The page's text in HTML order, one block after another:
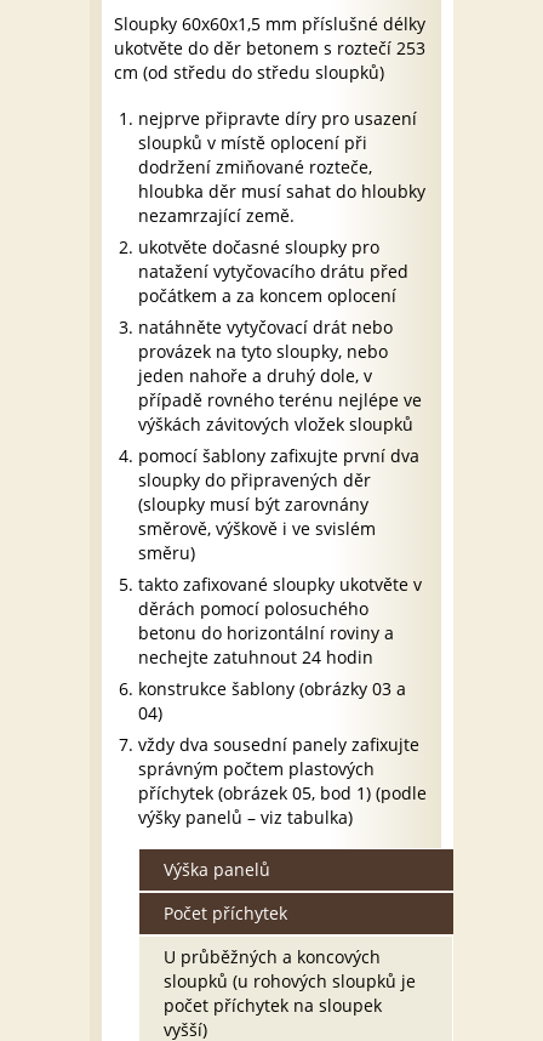
Sloupky 60x60x1,5 mm příslušné délky
ukotvěte do děr betonem s roztečí 253
cm (od středu do středu sloupků)
nejprve připravte díry pro usazení
sloupků v místě oplocení při
dodržení zmiňované rozteče,
hloubka děr musí sahat do hloubky
nezamrzající země.
ukotvěte dočasné sloupky pro
natažení vytyčovacího drátu před
počátkem a za koncem oplocení
natáhněte vytyčovací drát nebo
provázek na tyto sloupky, nebo
jeden nahoře a druhý dole, v
případě rovného terénu nejlépe ve
výškách závitových vložek sloupků
pomocí šablony zafixujte první dva
sloupky do připravených děr
(sloupky musí být zarovnány
směrově, výškově i ve svislém
směru)
takto zafixované sloupky ukotvěte v
děrách pomocí polosuchého
betonu do horizontální roviny a
nechejte zatuhnout 24 hodin
konstrukce šablony (obrázky 03 a
04)
vždy dva sousední panely zafixujte
správným počtem plastových
příchytek (obrázek 05, bod 1) (podle
výšky panelů – viz tabulka)
Výška panelů
Počet příchytek
U průběžných a koncových
sloupků (u rohových sloupků je
počet příchytek na sloupek
vyšší)